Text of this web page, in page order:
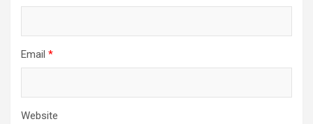
Email *
Website